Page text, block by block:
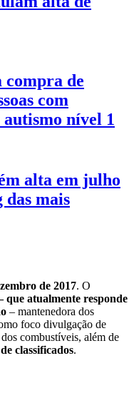
compra de
com
nível 1
alta em julho
mais
de 2017. O
que atualmente responde
– mantenedora dos
foco divulgação de
combustíveis, além de
classificados.